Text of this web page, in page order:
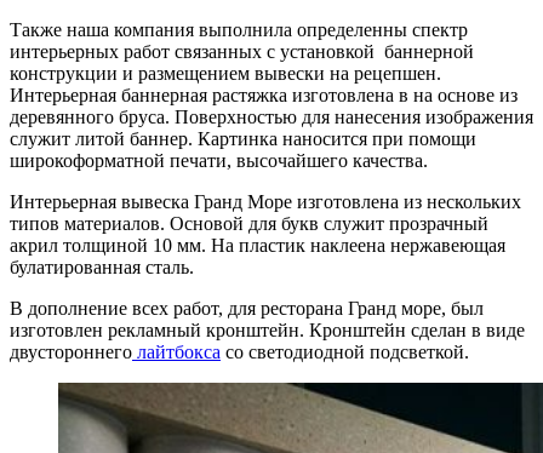
Также наша компания выполнила определенны спектр
интерьерных работ связанных с установкой баннерной
конструкции и размещением вывески на рецепшен.
Интерьерная баннерная растяжка изготовлена в на основе из
деревянного бруса. Поверхностью для нанесения изображения
служит литой баннер. Картинка наносится при помощи
широкоформатной печати, высочайшего качества.
Интерьерная вывеска Гранд Море изготовлена из нескольких
типов материалов. Основой для букв служит прозрачный
акрил толщиной 10 мм. На пластик наклеена нержавеющая
булатированная сталь.
В дополнение всех работ, для ресторана Гранд море, был
изготовлен рекламный кронштейн. Кронштейн сделан в виде
двустороннего лайтбокса со светодиодной подсветкой.